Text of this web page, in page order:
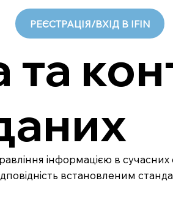
РЕЄСТРАЦІЯ/ВХІД В IFIN
та
інформацією в
встановленим